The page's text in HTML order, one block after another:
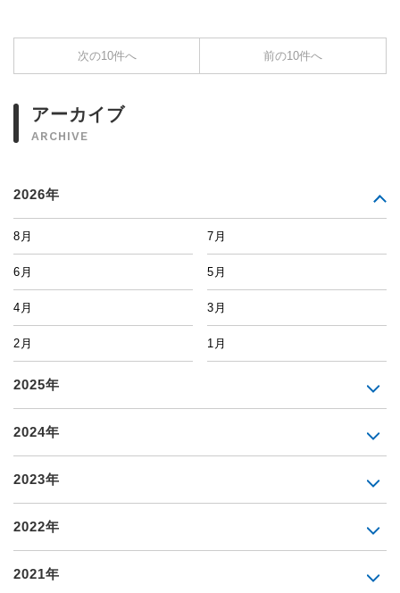
次の10件へ 前の10件へ
アーカイブ
ARCHIVE
2026年
8月 7月
6月 5月
4月 3月
2月 1月
2025年
2024年
2023年
2022年
2021年